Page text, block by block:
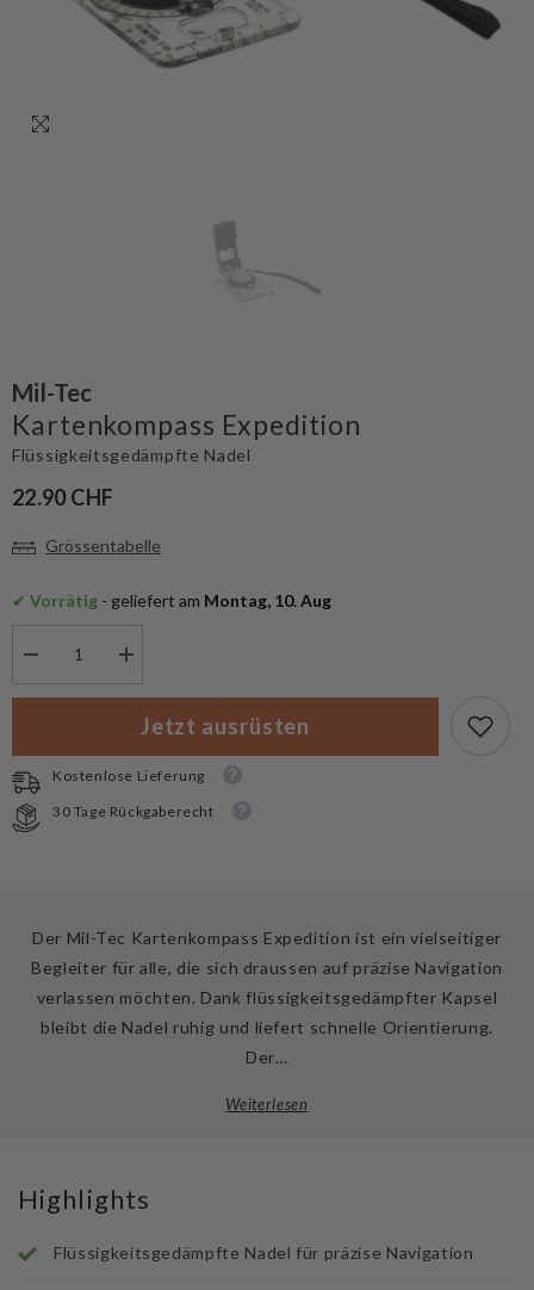
Mil-Tec
Kartenkompass Expedition
Flüssigkeitsgedämpfte Nadel
22.90 CHF
Grössentabelle
✔ Vorrätig - geliefert am Montag, 10. Aug
für
Kartenkompass
Expedition
Menge
für
Mil-
Tec
Kartenkompass
Expedition
Jetzt ausrüsten
Kostenlose Lieferung
30 Tage Rückgaberecht
Der Mil-Tec Kartenkompass Expedition ist ein vielseitiger
Begleiter für alle, die sich draussen auf präzise Navigation
verlassen möchten. Dank flüssigkeitsgedämpfter Kapsel
bleibt die Nadel ruhig und liefert schnelle Orientierung.
Der…
Weiterlesen
Highlights
Flüssigkeitsgedämpfte Nadel für präzise Navigation